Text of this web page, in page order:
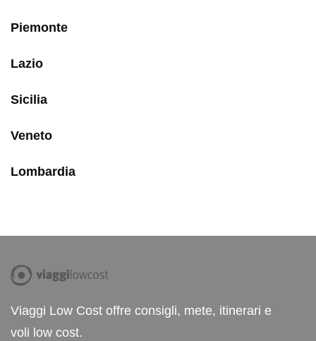
Piemonte
Lazio
Sicilia
Veneto
Lombardia
Viaggi Low Cost offre consigli, mete, itinerari e
voli low cost.